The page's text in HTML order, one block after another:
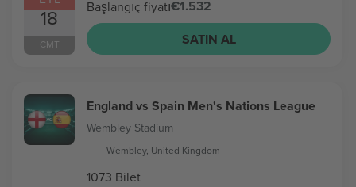
18
CMT
Başlangıç fiyatı€1.532
SATIN AL
England vs Spain Men's Nations League
Wembley Stadium
Wembley, United Kingdom
1073 Bilet